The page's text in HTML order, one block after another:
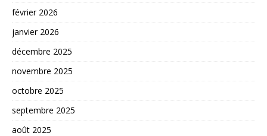
février 2026
janvier 2026
décembre 2025
novembre 2025
octobre 2025
septembre 2025
août 2025